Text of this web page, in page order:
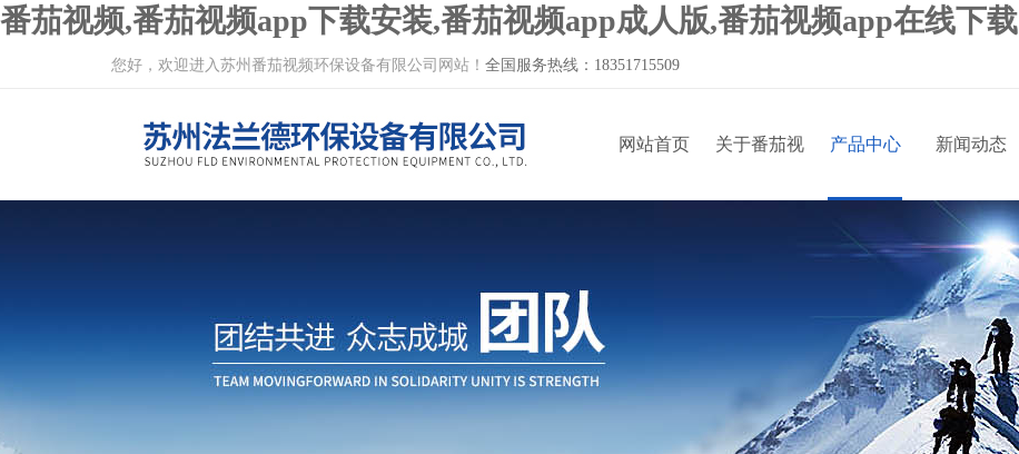
番茄视频,番茄视频app下载安装,番茄视频app成人版,番茄视频app在线下载
您好，欢迎进入苏州番茄视频环保设备有限公司网站！ 全国服务热线： 18351715509
网站首页 关于番茄视 产品中心 新闻动态